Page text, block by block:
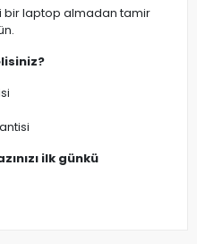
bir laptop almadan tamir
ilk günkü